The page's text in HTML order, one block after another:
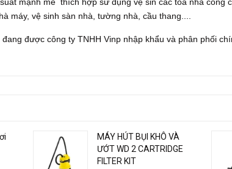
máy, vệ sinh sàn nhà, tường nhà, cầu thang....
đang được công ty TNHH Vinp nhập khẩu và phân phối
MÁY HÚT BỤI KHÔ VÀ
ƯỚT WD 2 CARTRIDGE
FILTER KIT